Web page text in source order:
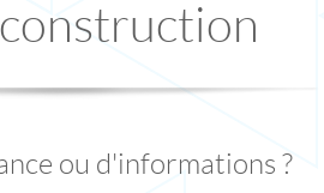
ou d'informations ?